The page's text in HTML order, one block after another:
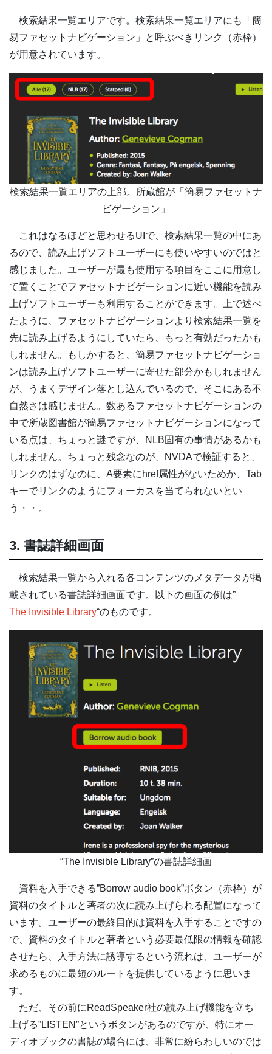
検索結果一覧エリアです。検索結果一覧エリアにも「簡
易ファセットナビゲーション」と呼ぶべきリンク（赤枠）
が用意されています。
検索結果一覧エリアの上部。所蔵館が「簡易ファセットナ
ビゲーション」
これはなるほどと思わせるUIで、検索結果一覧の中にあ
るので、読み上げソフトユーザーにも使いやすいのではと
感じました。ユーザーが最も使用する項目をここに用意し
て置くことでファセットナビゲーションに近い機能を読み
上げソフトユーザーも利用することができます。上で述べ
たように、ファセットナビゲーションより検索結果一覧を
先に読み上げるようにしていたら、もっと有効だったかも
しれません。もしかすると、簡易ファセットナビゲーショ
ンは読み上げソフトユーザーに寄せた部分かもしれません
が、うまくデザイン落とし込んでいるので、そこにある不
自然さは感じません。数あるファセットナビゲーションの
中で所蔵図書館が簡易ファセットナビゲーションになって
いる点は、ちょっと謎ですが、NLB固有の事情があるかも
しれません。ちょっと残念なのが、NVDAで検証すると、
リンクのはずなのに、A要素にhref属性がないためか、Tab
キーでリンクのようにフォーカスを当てられないとい
う・・。
3. 書誌詳細画面
検索結果一覧から入れる各コンテンツのメタデータが掲
載されている書誌詳細画面です。以下の画面の例は”
The Invisible Library“のものです。
“The Invisible Library”の書誌詳細画
資料を入手できる”Borrow audio book”ボタン（赤枠）が
資料のタイトルと著者の次に読み上げられる配置になって
います。ユーザーの最終目的は資料を入手することですの
で、資料のタイトルと著者という必要最低限の情報を確認
させたら、入手方法に誘導するという流れは、ユーザーが
求めるものに最短のルートを提供しているように思いま
す。
ただ、その前にReadSpeaker社の読み上げ機能を立ち
上げる”LISTEN”というボタンがあるのですが、特にオー
ディオブックの書誌の場合には、非常に紛らわしいのでは